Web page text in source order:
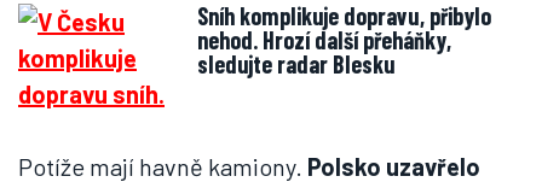
Sníh komplikuje dopravu, přibylo
nehod. Hrozí další přeháňky,
sledujte radar Blesku
Potíže mají havně kamiony. Polsko uzavřelo